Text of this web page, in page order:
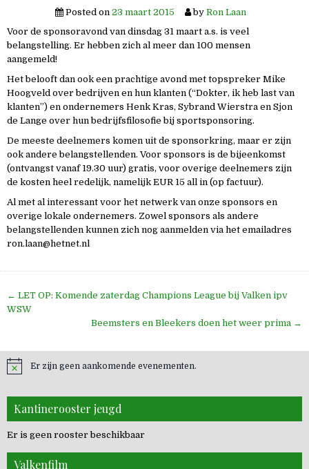
Posted on 23 maart 2015 by Ron Laan
Voor de sponsoravond van dinsdag 31 maart a.s. is veel
belangstelling. Er hebben zich al meer dan 100 mensen
aangemeld!
Het belooft dan ook een prachtige avond met topspreker Mike
Hoogveld over bedrijven en hun klanten (“Dokter, ik heb last van
klanten”) en ondernemers Henk Kras, Sybrand Wierstra en Sjon
de Lange over hun bedrijfsfilosofie bij sportsponsoring.
De meeste deelnemers komen uit de sponsorkring, maar er zijn
ook andere belangstellenden. Voor sponsors is de bijeenkomst
(ontvangst vanaf 19.30 uur) gratis, voor overige deelnemers zijn
de kosten heel redelijk, namelijk EUR 15 all in (op factuur).
Al met al interessant voor het netwerk van onze sponsors en
overige lokale ondernemers. Zowel sponsors als andere
belangstellenden kunnen zich nog aanmelden via het emailadres
ron.laan@hetnet.nl
Bericht
navigatie
← LET OP: Komende zaterdag Champions League bij Valken ipv
WSW
Beemsters en Bleekers doen het weer prima →
Er zijn geen aankomende evenementen.
Kantinerooster jeugd
Er is geen rooster beschikbaar
Valkenfilm